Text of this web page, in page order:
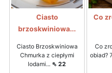
Ciasto
brzoskwiniowa...
Ciasto Brzoskwiniowa
Chmurka z ciepłymi
lodami... ⇖ 22
Co
Co
obiad?